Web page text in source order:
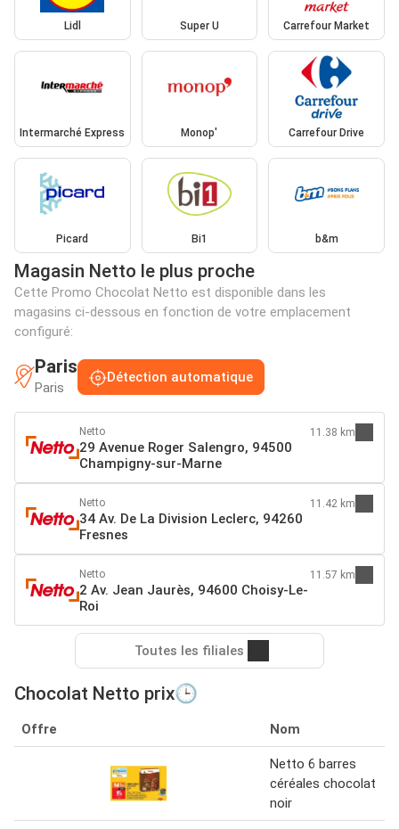
Lidl Super U Carrefour Market
Intermarché Express Monop' Carrefour Drive
Picard Bi1 b&m
Magasin Netto le plus proche
Cette Promo Chocolat Netto est disponible dans les
magasins ci-dessous en fonction de votre emplacement
configuré:
Paris
Paris
Détection automatique
Netto
29 Avenue Roger Salengro, 94500
Champigny-sur-Marne
11.38 km
Netto
34 Av. De La Division Leclerc, 94260
Fresnes
11.42 km
Netto
2 Av. Jean Jaurès, 94600 Choisy-Le-
Roi
11.57 km
Toutes les filiales
Chocolat Netto prix🕒
Offre Nom
Netto 6 barres
céréales chocolat
noir